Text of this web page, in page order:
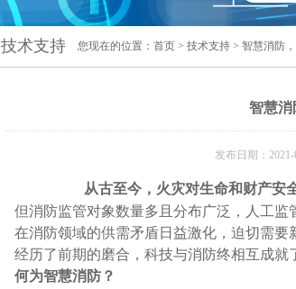
技术支持 您现在的位置： 首页 > 技术支持 > 智慧消防
智慧消
发布日期：
从古至今，火灾对生命和财产安
但消防监管对象数量多且分布广泛，人工监
在消防领域的供需矛盾日益激化，迫切需要
经历了前期的磨合，科技与消防终相互成
何为智慧消防？